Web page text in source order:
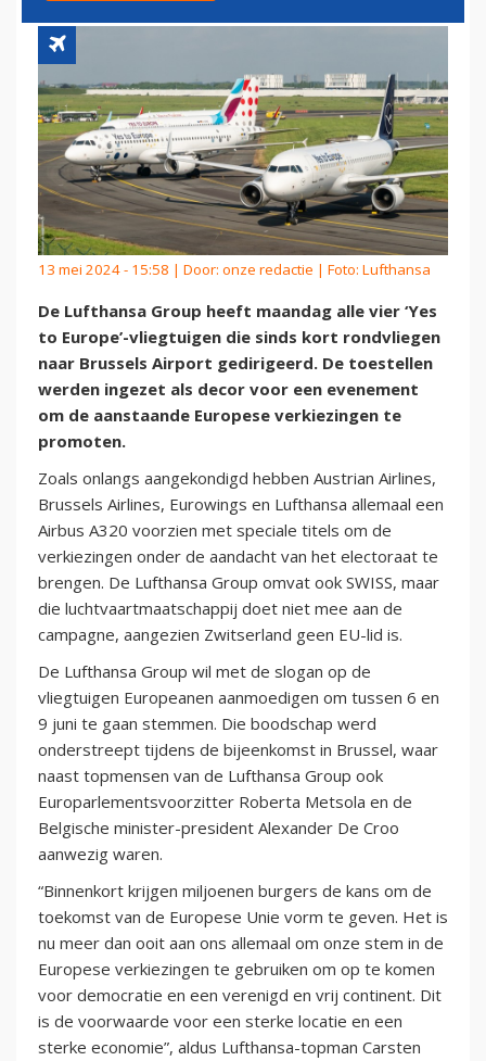
13 mei 2024 - 15:58 | Door: onze redactie | Foto: Lufthansa
De Lufthansa Group heeft maandag alle vier ‘Yes
to Europe’-vliegtuigen die sinds kort rondvliegen
naar Brussels Airport gedirigeerd. De toestellen
werden ingezet als decor voor een evenement
om de aanstaande Europese verkiezingen te
promoten.
Zoals onlangs aangekondigd hebben Austrian Airlines,
Brussels Airlines, Eurowings en Lufthansa allemaal een
Airbus A320 voorzien met speciale titels om de
verkiezingen onder de aandacht van het electoraat te
brengen. De Lufthansa Group omvat ook SWISS, maar
die luchtvaartmaatschappij doet niet mee aan de
campagne, aangezien Zwitserland geen EU-lid is.
De Lufthansa Group wil met de slogan op de
vliegtuigen Europeanen aanmoedigen om tussen 6 en
9 juni te gaan stemmen. Die boodschap werd
onderstreept tijdens de bijeenkomst in Brussel, waar
naast topmensen van de Lufthansa Group ook
Europarlementsvoorzitter Roberta Metsola en de
Belgische minister-president Alexander De Croo
aanwezig waren.
“Binnenkort krijgen miljoenen burgers de kans om de
toekomst van de Europese Unie vorm te geven. Het is
nu meer dan ooit aan ons allemaal om onze stem in de
Europese verkiezingen te gebruiken om op te komen
voor democratie en een verenigd en vrij continent. Dit
is de voorwaarde voor een sterke locatie en een
sterke economie”, aldus Lufthansa-topman Carsten